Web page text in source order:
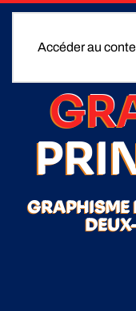
Accéder au
GRAPHISME